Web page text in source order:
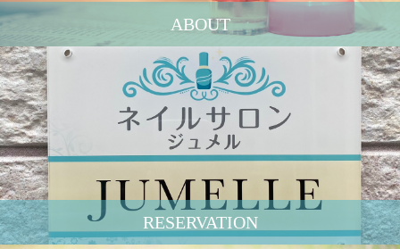
ABOUT
RESERVATION